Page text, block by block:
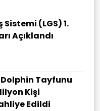
Sistemi (LGS) 1.
Açıklandı
Tayfunu
Kişi
Edildi